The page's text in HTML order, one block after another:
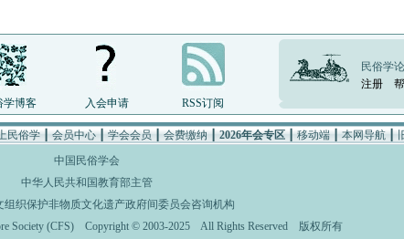
学博客 入会申请 RSS订阅
民俗学
注册
民俗学┃会员中心┃学会会员┃会费缴纳┃2026年会专区┃移动端┃本网导航┃
中国民俗学会
中华人民共和国教育部主管
组织保护非物质文化遗产政府间委员会咨询机构
Society (CFS)Copyright © 2003-2025 All Rights Reserved 版权所有